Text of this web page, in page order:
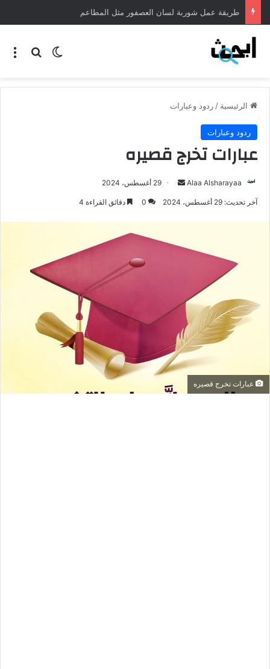
وصفة كرسبي الدجاج المقرمش
الرئيسية / ردود وعبارات
ردود وعبارات
عبارات تخرج قصيره
Alaa Alsharayaa 29 أغسطس، 2024
آخر تحديث: 29 أغسطس، 2024 0 دقائق القراءة 4
عبارات تخرج قصيره